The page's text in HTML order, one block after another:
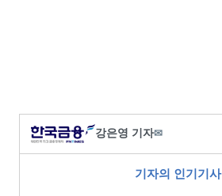
강은영 기자✉
기자의 인기기사